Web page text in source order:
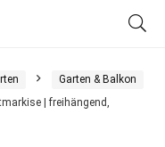
Garten & Balkon
| freihängend,